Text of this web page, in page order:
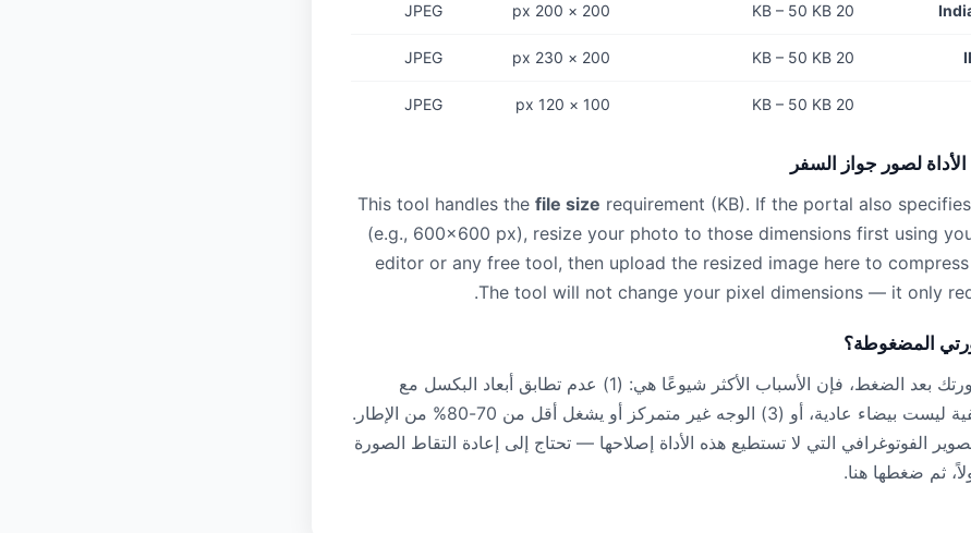
20 KB – 50 KB
200 × 200 px
JPEG
20 KB – 50 KB
200 × 230 px
JPEG
20 KB – 50 KB
100 × 120 px
JPEG
لصور جواز السفر
This tool handles the file size requirement (KB). If the portal also
(e.g., 600×600 px), resize your photo to those dimensions first using
editor or any free tool, then upload the resized image here to
The tool will not change your pixel dimensions — it only
المضغوطة؟
إذا رفضت البوابة صورتك بعد الضغط، فإن الأسباب الأكثر شيوعًا هي: (1) عدم تطابق أبعاد البكسل مع
المتطلبات، (2) الخلفية ليست بيضاء عادية، أو (3) الوجه غير متمركز أو يشغل أقل من 70-80% من الإطار.
الفوتوغرافي التي لا تستطيع هذه الأداة إصلاحها — تحتاج إلى إعادة التقاط الصورة
ثم ضغطها هنا.